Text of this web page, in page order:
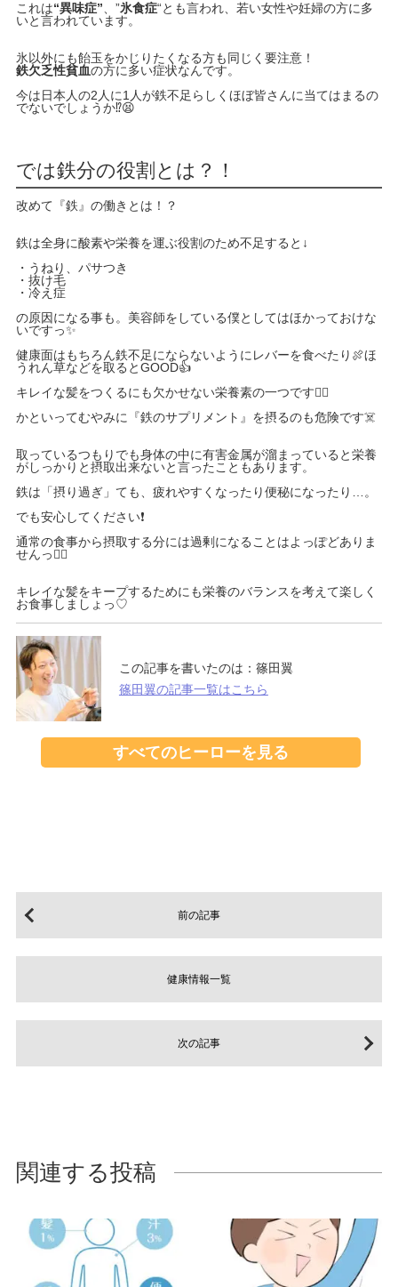
これは“異味症” 、”氷食症“とも言われ、若い女性や妊婦の方に多
いと言われています。
氷以外にも飴玉をかじりたくなる方も同じく要注意！
鉄欠乏性貧血の方に多い症状なんです。
今は日本人の2人に1人が鉄不足らしくほぼ皆さんに当てはまるの
でないでしょうか⁉️😫
では鉄分の役割とは？！
改めて『鉄』の働きとは！？
鉄は全身に酸素や栄養を運ぶ役割のため不足すると↓
・うねり、パサつき
・抜け毛
・冷え症
の原因になる事も。美容師をしている僕としてはほかっておけな
いですっ✨
健康面はもちろん鉄不足にならないようにレバーを食べたり🍖ほ
うれん草などを取るとGOOD👍
キレイな髪をつくるにも欠かせない栄養素の一つです💇‍♀️
かといってむやみに『鉄のサプリメント』を摂るのも危険です☠️
取っているつもりでも身体の中に有害金属が溜まっていると栄養
がしっかりと摂取出来ないと言ったこともあります。
鉄は「摂り過ぎ」ても、疲れやすくなったり便秘になったり…。
でも安心してください❗️
通常の食事から摂取する分には過剰になることはよっぽどありま
せんっ🙆‍♂️
キレイな髪をキープするためにも栄養のバランスを考えて楽しく
お食事しましょっ♡
この記事を書いたのは： 篠田翼
篠田翼の記事一覧はこちら
すべてのヒーローを見る
前の記事
次の記事
健康情報一覧
関連する投稿